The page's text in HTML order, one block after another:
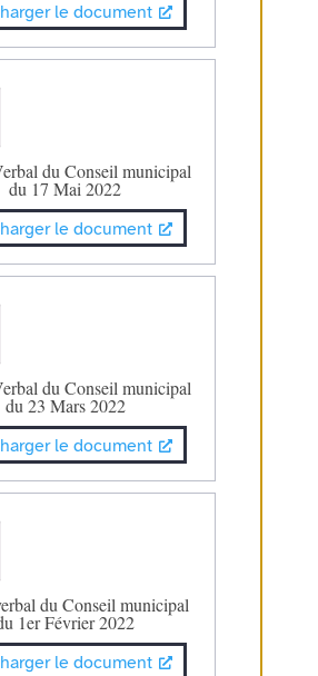
le document
du Conseil municipal
du 17 Mai 2022
le document
du Conseil municipal
du 23 Mars 2022
le document
du Conseil municipal
1er Février 2022
le document